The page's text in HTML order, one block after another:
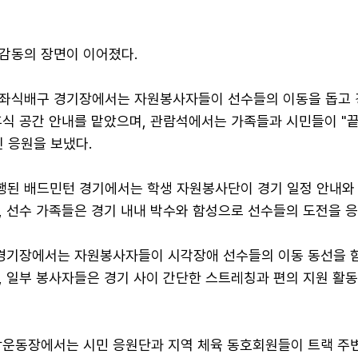
동의 장면이 이어졌다.
식배구 경기장에서는 자원봉사자들이 선수들의 이동을 돕고
공간 안내를 맡았으며, 관람석에서는 가족들과 시민들이 "
응원을 보냈다.
된 배드민턴 경기에서는 학생 자원봉사단이 경기 일정 안내
선수 가족들은 경기 내내 박수와 함성으로 선수들의 도전을
장에서는 자원봉사자들이 시각장애 선수들의 이동 동선을
일부 봉사자들은 경기 사이 간단한 스트레칭과 편의 지원 활
동장에서는 시민 응원단과 지역 체육 동호회원들이 트랙 주